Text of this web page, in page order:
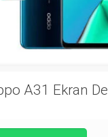
A31 Ekran